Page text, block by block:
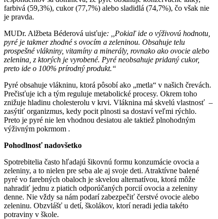
farbivá (59,3%), cukor (77,7%) alebo sladidlá (74,7%), čo však nie
je pravda.
MUDr. Alžbeta Béderová uisťuje: ,,Pokiaľ ide o výživovú hodnotu,
pyré je takmer zhodné s ovocím a zeleninou. Obsahuje telu
prospešné vlákniny, vitamíny a minerály, rovnako ako ovocie alebo
zelenina, z ktorých je vyrobené. Pyré neobsahuje pridaný cukor,
preto ide o 100% prírodný produkt.“
Pyré obsahuje vlákninu, ktorá pôsobí ako „metla“ v našich črevách.
Prečisťuje ich a tým reguluje metabolické procesy. Okrem toho
znižuje hladinu cholesterolu v krvi. Vláknina má skvelú vlastnosť –
zasýtiť organizmus, kedy pocit plnosti sa dostaví veľmi rýchlo.
Preto je pyré nie len vhodnou desiatou ale taktiež plnohodným
výživným pokrmom .
Pohodlnosť nadovšetko
Spotrebitelia často hľadajú šikovnú formu konzumácie ovocia a
zeleniny, a to nielen pre seba ale aj svoje deti. Atraktívne balené
pyré vo farebných obaloch je skvelou alternatívou, ktorá môže
nahradiť jednu z piatich odporúčaných porcií ovocia a zeleniny
denne. Nie vždy sa nám podarí zabezpečiť čerstvé ovocie alebo
zeleninu. Obzvlášť u detí, školákov, ktorí neradi jedia takéto
potraviny v škole.